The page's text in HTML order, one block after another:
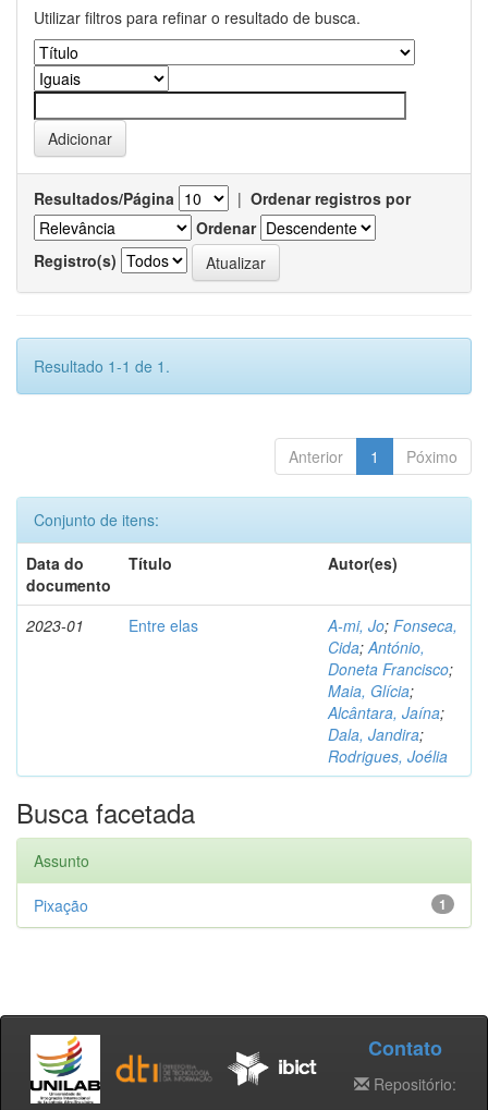
Utilizar filtros para refinar o resultado de busca.
Resultados/Página | Ordenar registros por
Ordenar
Registro(s)
Resultado 1-1 de 1.
Anterior 1 Póximo
Conjunto de itens:
Data do
documento
Título Autor(es)
2023-01 Entre elas A-mi, Jo; Fonseca,
Cida;António,
Doneta Francisco;
Maia, Glícia;
Alcântara, Jaína;
Dala, Jandira;
Rodrigues, Joélia
Busca facetada
Assunto
1
Pixação
Contato
Repositório: